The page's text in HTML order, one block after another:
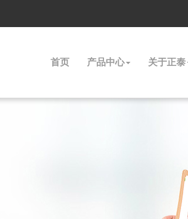
首页 产品中心 关于正泰